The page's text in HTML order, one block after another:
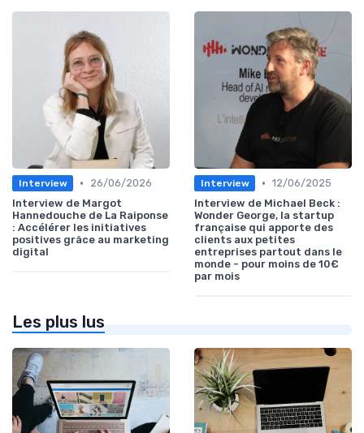
Interview •
26/06/2026
Interview de Margot
Hannedouche de La Raiponse
: Accélérer les initiatives
positives grâce au marketing
digital
Interview • 12/06/2025
Interview de Michael Beck :
Wonder George, la startup
française qui apporte des
clients aux petites
entreprises partout dans le
monde - pour moins de 10€
par mois
Les plus lus